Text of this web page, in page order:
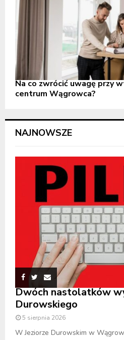
Na co zwrócić uwagę przy
centrum Wągrowca?
NAJNOWSZE
Dwóch nastolatków
Durowskiego
5 sierpnia 2026
W Jeziorze Durowskim w